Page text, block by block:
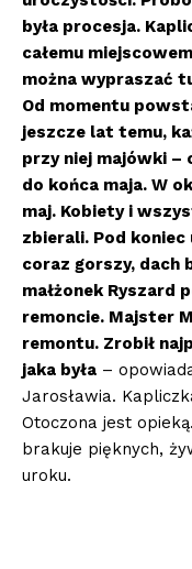
była procesja.
całemu
można wypraszać
Od momentu
jeszcze lat temu,
przy niej majówki –
do końca maja. W
maj. Kobiety i
zbierali. Pod koniec
coraz gorszy, dach
małżonek Ryszard
remoncie. Majster
remontu. Zrobił
jaka była –
Jarosławia.
Otoczona jest
brakuje pięknych,
uroku.